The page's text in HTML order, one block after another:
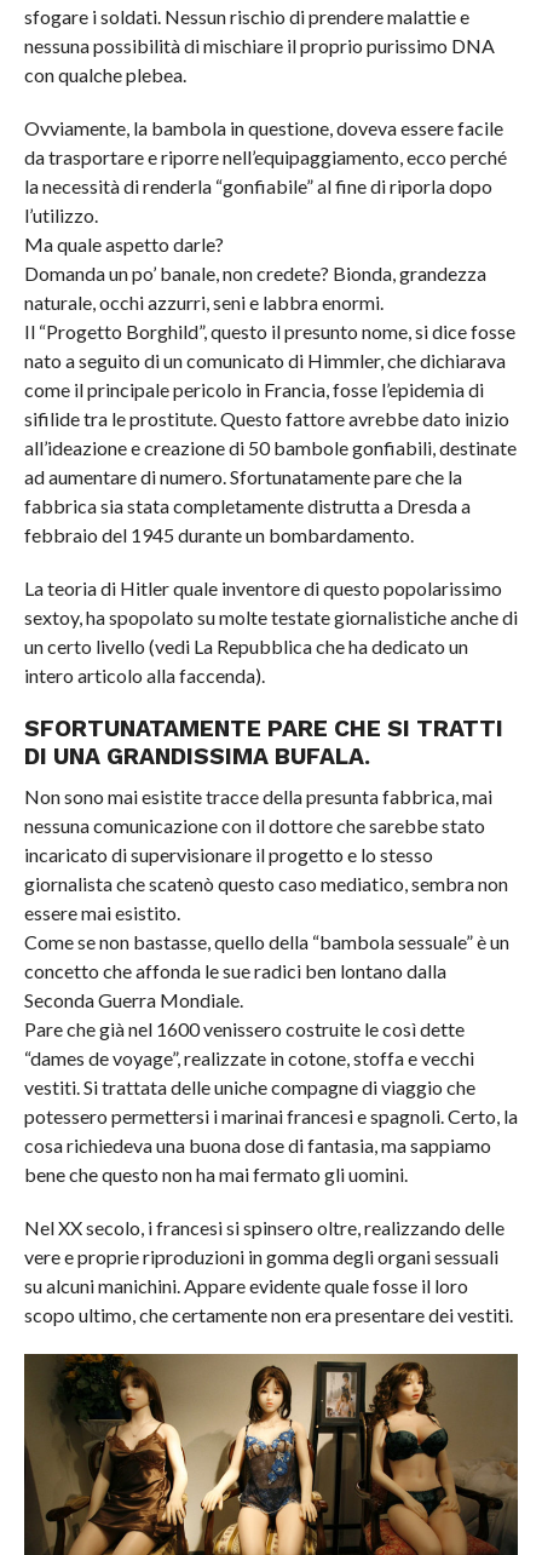
sfogare i soldati. Nessun rischio di prendere malattie e
nessuna possibilità di mischiare il proprio purissimo DNA
con qualche plebea.
Ovviamente, la bambola in questione, doveva essere facile
da trasportare e riporre nell’equipaggiamento, ecco perché
la necessità di renderla “gonfiabile” al fine di riporla dopo
l’utilizzo.
Ma quale aspetto darle?
Domanda un po’ banale, non credete? Bionda, grandezza
naturale, occhi azzurri, seni e labbra enormi.
Il “Progetto Borghild”, questo il presunto nome, si dice fosse
nato a seguito di un comunicato di Himmler, che dichiarava
come il principale pericolo in Francia, fosse l’epidemia di
sifilide tra le prostitute. Questo fattore avrebbe dato inizio
all’ideazione e creazione di 50 bambole gonfiabili, destinate
ad aumentare di numero. Sfortunatamente pare che la
fabbrica sia stata completamente distrutta a Dresda a
febbraio del 1945 durante un bombardamento.
La teoria di Hitler quale inventore di questo popolarissimo
sextoy, ha spopolato su molte testate giornalistiche anche di
un certo livello (vedi La Repubblica che ha dedicato un
intero articolo alla faccenda).
SFORTUNATAMENTE PARE CHE SI TRATTI
DI UNA GRANDISSIMA BUFALA.
Non sono mai esistite tracce della presunta fabbrica, mai
nessuna comunicazione con il dottore che sarebbe stato
incaricato di supervisionare il progetto e lo stesso
giornalista che scatenò questo caso mediatico, sembra non
essere mai esistito.
Come se non bastasse, quello della “bambola sessuale” è un
concetto che affonda le sue radici ben lontano dalla
Seconda Guerra Mondiale.
Pare che già nel 1600 venissero costruite le così dette
“dames de voyage”, realizzate in cotone, stoffa e vecchi
vestiti. Si trattata delle uniche compagne di viaggio che
potessero permettersi i marinai francesi e spagnoli. Certo, la
cosa richiedeva una buona dose di fantasia, ma sappiamo
bene che questo non ha mai fermato gli uomini.
Nel XX secolo, i francesi si spinsero oltre, realizzando delle
vere e proprie riproduzioni in gomma degli organi sessuali
su alcuni manichini. Appare evidente quale fosse il loro
scopo ultimo, che certamente non era presentare dei vestiti.